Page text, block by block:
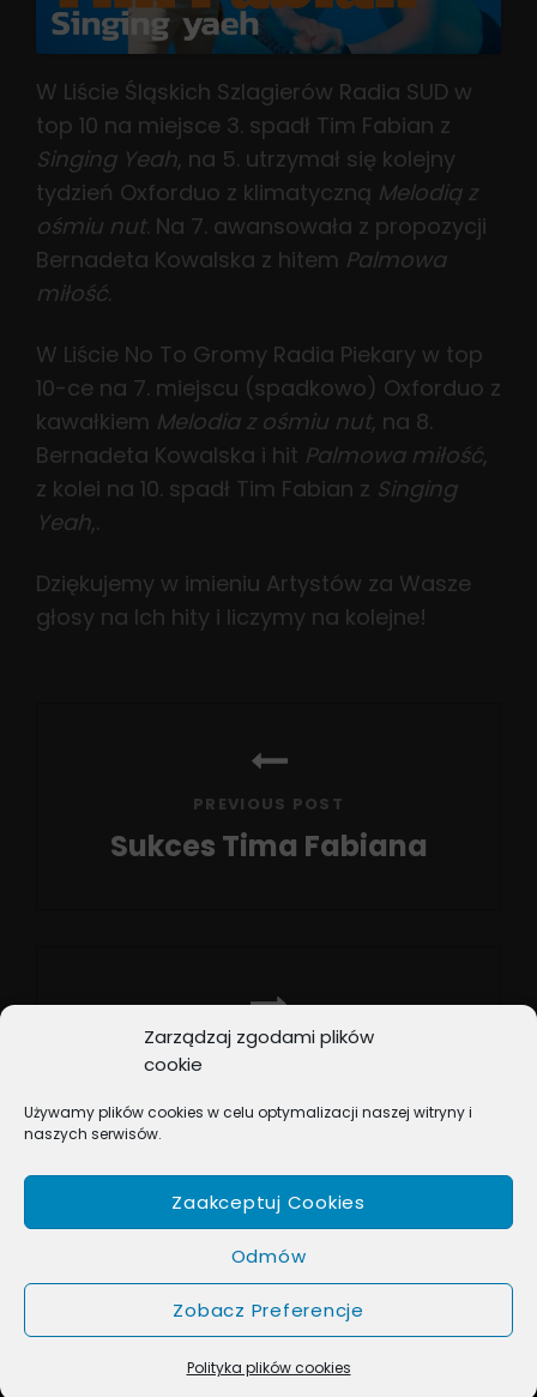
Zarządzaj zgodami plików
cookie
Używamy plików cookies w celu optymalizacji naszej witryny i
naszych serwisów.
Zaakceptuj Cookies
Odmów
Zobacz Preferencje
Polityka plików cookies
W Liście Śląskich Szlagierów Radia SUD w
top 10 na miejsce 3. spadł Tim Fabian z
Singing Yeah, na 5. utrzymał się kolejny
tydzień Oxforduo z klimatyczną Melodią z
ośmiu nut. Na 7. awansowała z propozycji
Bernadeta Kowalska z hitem Palmowa
miłość.
W Liście No To Gromy Radia Piekary w top
10-ce na 7. miejscu (spadkowo) Oxforduo z
kawałkiem Melodia z ośmiu nut, na 8.
Bernadeta Kowalska i hit Palmowa miłość,
z kolei na 10. spadł Tim Fabian z Singing
Yeah,.
Dziękujemy w imieniu Artystów za Wasze
głosy na Ich hity i liczymy na kolejne!
PREVIOUS POST
Sukces Tima Fabiana
NEXT POST
ponoworoczne
Next
COPYRIGHT © 2026BOX MUSIC. ALL RIGHTS RESERVED.
MUSIC JOURNAL BY